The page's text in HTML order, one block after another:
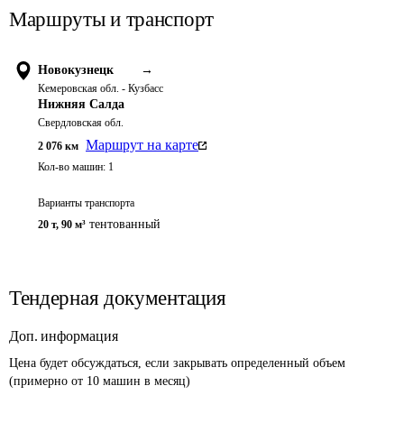
Маршруты и транспорт
Новокузнецк →
Кемеровская обл. - Кузбасс
Нижняя Салда
Свердловская обл.
2 076 км Маршрут на карте
Кол-во машин: 1
Варианты транспорта
20 т, 90 м³ тентованный
Тендерная документация
Доп. информация
Цена будет обсуждаться, если закрывать определенный объем
(примерно от 10 машин в месяц)